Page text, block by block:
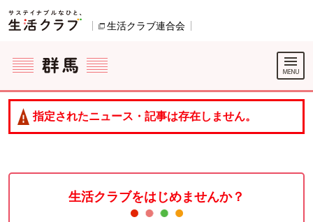
ページの先頭です。
生活クラブ連合会
ここからサイト内共通メニューです。
サイト内共通メニューをスキップする
サイト内共通メニューここまで。
指定されたニュース・記事は存在しません。
生活クラブをはじめませんか？